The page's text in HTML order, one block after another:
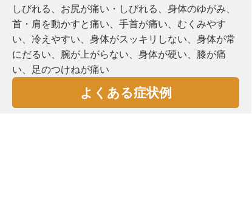
しびれる、お尻が痛い・しびれる、⾝体のゆがみ、
首・肩を動かすと痛い、手首が痛い、むくみやす
い、冷えやすい、⾝体がスッキリしない、⾝体が常
にだるい、腕が上がらない、⾝体が硬い、膝が痛
い、⾜のつけねが痛い
よくある症状例